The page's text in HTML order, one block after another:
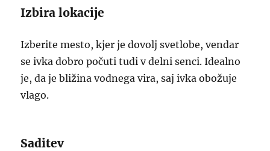
Izbira lokacije
Izberite mesto, kjer je dovolj svetlobe, vendar
se ivka dobro počuti tudi v delni senci. Idealno
je, da je bližina vodnega vira, saj ivka obožuje
vlago.
Saditev